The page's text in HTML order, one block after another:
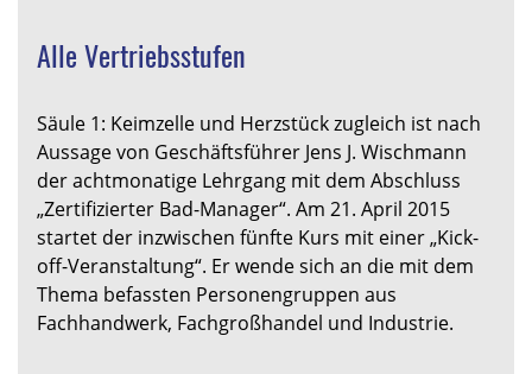
Alle Vertriebsstufen
Säule 1: Keimzelle und Herzstück zugleich ist nach
Aussage von Geschäftsführer Jens J. Wischmann
der achtmonatige Lehrgang mit dem Abschluss
„Zertifizierter Bad-Manager“. Am 21. April 2015
startet der inzwischen fünfte Kurs mit einer „Kick-
off-Veranstaltung“. Er wende sich an die mit dem
Thema befassten Personengruppen aus
Fachhandwerk, Fachgroßhandel und Industrie.